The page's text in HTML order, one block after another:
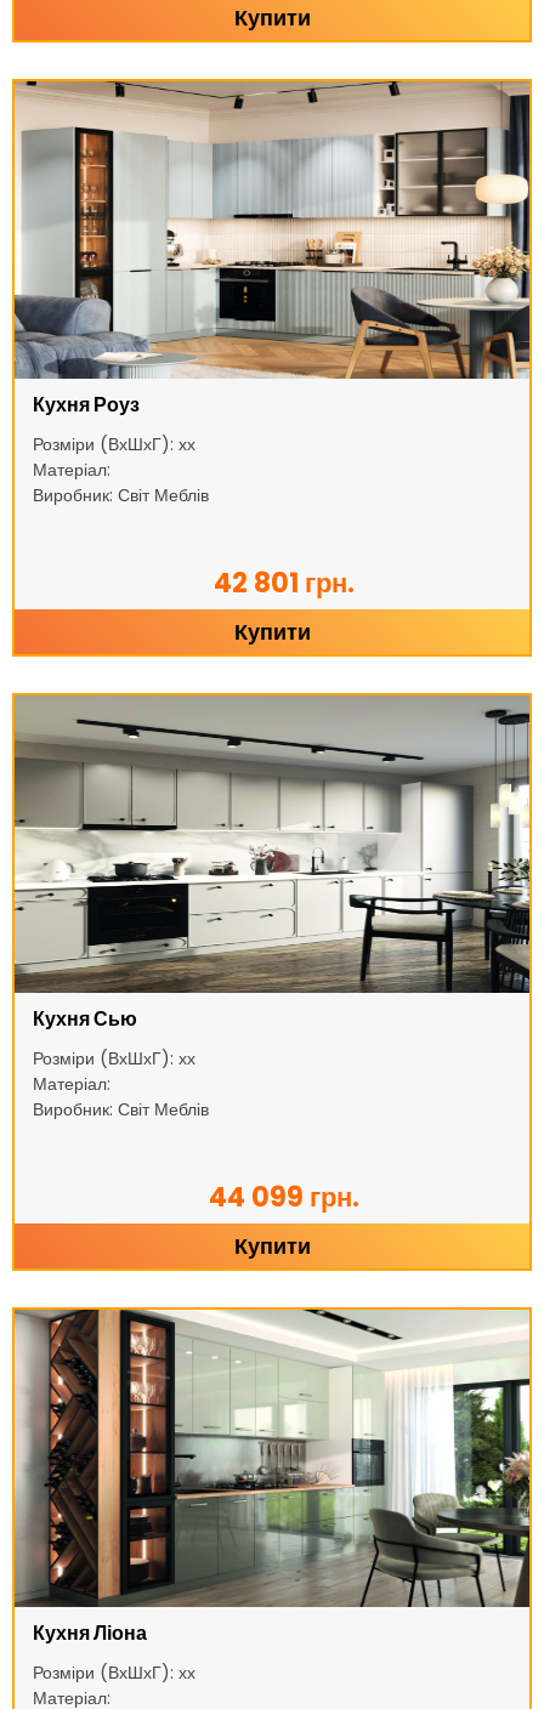
Купити
Кухня Роуз
Розміри (ВхШхГ): хх
Матеріал:
Виробник: Світ Меблів
42 801 грн.
Купити
Кухня Сью
Розміри (ВхШхГ): хх
Матеріал:
Виробник: Світ Меблів
44 099 грн.
Купити
Кухня Ліона
Розміри (ВхШхГ): хх
Матеріал: